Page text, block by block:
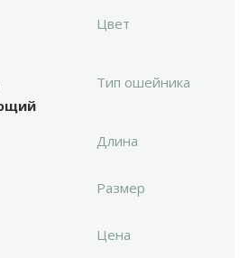
Цвет
Тип ошейника
Длина
Размер
Цена